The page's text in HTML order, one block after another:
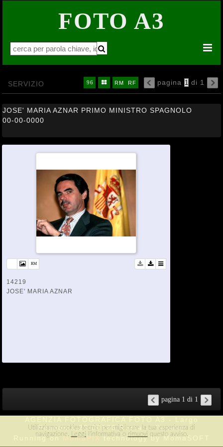
FOTO A3
 
SERVIZIO pagina di 1
16
32
64
96 


RM RF
JOSE' MARIA AZNAR PRIMO MINISTRO SPAGNOLO
00-00-0000
14219
JOSE' MARIA AZNAR
pagina 1 di 1
Pannonia,23 00183 Roma --Privacy
Running onMomaPIXtechnology by MomaSOFT
Utilizziamo cookies tecnici per migliorare la tua esperienza di
navigazione. Leggi l'informativa o rimuovi questo avviso.